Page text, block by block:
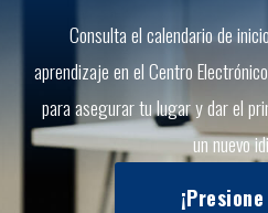
Consulta el calendario de
aprendizaje en el Centro
para asegurar tu lugar y dar el
un nuevo